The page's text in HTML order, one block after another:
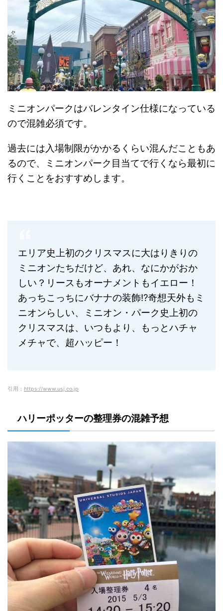
ミニオンパークはバレンタイン仕様になっている
ので混雑必須です。
過去には入場制限がかかるくらい混んだこともあ
るので、ミニオンパーク目当てで行くなら最初に
行くことをおすすめします。
エリア史上初のクリスマスに大はりきりの
ミニオンたちだけど、あれ、なにかがおか
しい？リースもオーナメントもイエロー！
あっちこっちにバナナの装飾!?奇想天外もミ
ニオンらしい、ミニオン・パーク史上初の
クリスマスは、いつもより、もっとハチャ
メチャで、超ハッピー！
引用： https://www.usj.co.jp
ハリーポッターの整理券の混雑予想